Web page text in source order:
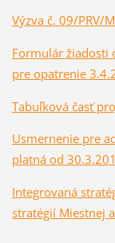
Výzva č. 09/PRV/
Formulár žiadosti
pre opatrenie
Tabuľková časť
Usmernenie pre
platná od
Integrovaná
stratégií Miestnej